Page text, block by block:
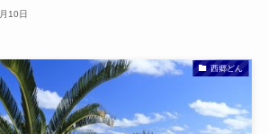
10日
西郷どん